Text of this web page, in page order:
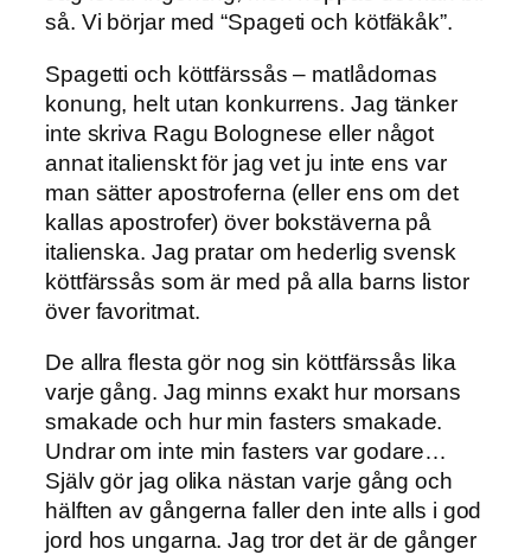
så. Vi börjar med “Spageti och kötfäkåk”.
Spagetti och köttfärssås – matlådornas
konung, helt utan konkurrens. Jag tänker
inte skriva Ragu Bolognese eller något
annat italienskt för jag vet ju inte ens var
man sätter apostroferna (eller ens om det
kallas apostrofer) över bokstäverna på
italienska. Jag pratar om hederlig svensk
köttfärssås som är med på alla barns listor
över favoritmat.
De allra flesta gör nog sin köttfärssås lika
varje gång. Jag minns exakt hur morsans
smakade och hur min fasters smakade.
Undrar om inte min fasters var godare…
Själv gör jag olika nästan varje gång och
hälften av gångerna faller den inte alls i god
jord hos ungarna. Jag tror det är de gånger